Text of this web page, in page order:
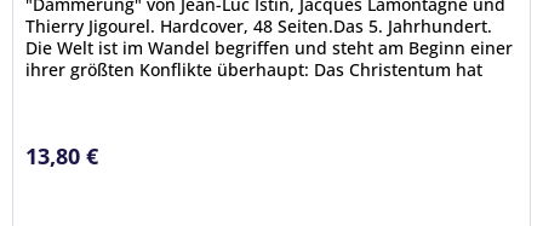
Thierry Jigourel. Hardcover, 48 Seiten.Das 5. Jahrhundert.
Die Welt ist im Wandel begriffen und steht am Beginn einer
ihrer größten Konflikte überhaupt: Das Christentum hat
13,80 €